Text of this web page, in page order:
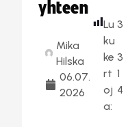
yhteen
Mika
Hilska
06.07.
2026
Lu
ku
ke
rt
oj
a:
3
3
1
4